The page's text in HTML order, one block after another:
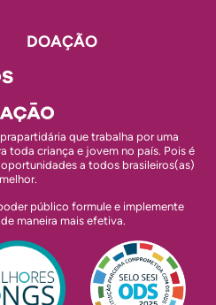
DOAÇÃO
que trabalha por uma
toda criança e jovem no país. Pois é
a todos brasileiros(as)
público formule e implemente
maneira mais efetiva.